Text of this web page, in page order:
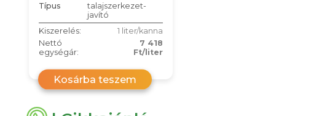
Típus
talajszerkezet-
javító
Kiszerelés:
1 liter/kanna
Nettó
egységár:
7 418
Ft/liter
Kosárba teszem